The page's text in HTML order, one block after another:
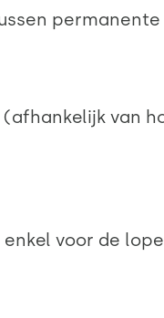
permanente
van
voor de